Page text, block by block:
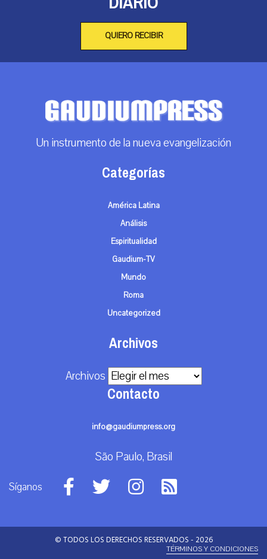
QUIERO RECIBIR
Un instrumento de la nueva evangelización
Categorías
América Latina
Análisis
Espiritualidad
Gaudium-TV
Mundo
Roma
Uncategorized
Archivos
Archivos
Contacto
info@gaudiumpress.org
São Paulo, Brasil
Síganos
© TODOS LOS DERECHOS RESERVADOS - 2026
TÉRMINOS Y CONDICIONES